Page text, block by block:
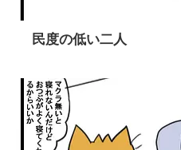
民度の低い二人